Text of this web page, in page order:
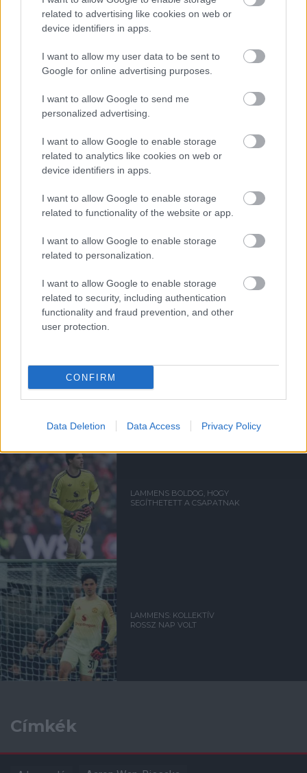
related to advertising like cookies on web or
device identifiers in apps.
I want to allow my user data to be sent to
Google for online advertising purposes.
I want to allow Google to send me
personalized advertising.
I want to allow Google to enable storage
related to analytics like cookies on web or
device identifiers in apps.
I want to allow Google to enable storage
related to functionality of the website or app.
I want to allow Google to enable storage
related to personalization.
I want to allow Google to enable storage
related to security, including authentication
functionality and fraud prevention, and other
user protection.
CONFIRM
Data Deletion Data Access Privacy Policy
Támogasd adományoddal
a ManUtdFanatics.hu működését!
Kapcsolódó hírek
SENNE LAMMENS
A BELGA DUÓ IS
MEGÉRKEZETT
LAMMENS LETT A SZEZON
PREMIER LEAGUE-BEN
LAMMENS BOLDOG, HOGY
SEGÍTHETETT A CSAPATNAK
LAMMENS: KOLLEKTÍV
ROSSZ NAP VOLT
Címkék